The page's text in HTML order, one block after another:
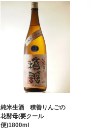
純米生酒 積善りんごの
花酵母(要クール
便)1800ml